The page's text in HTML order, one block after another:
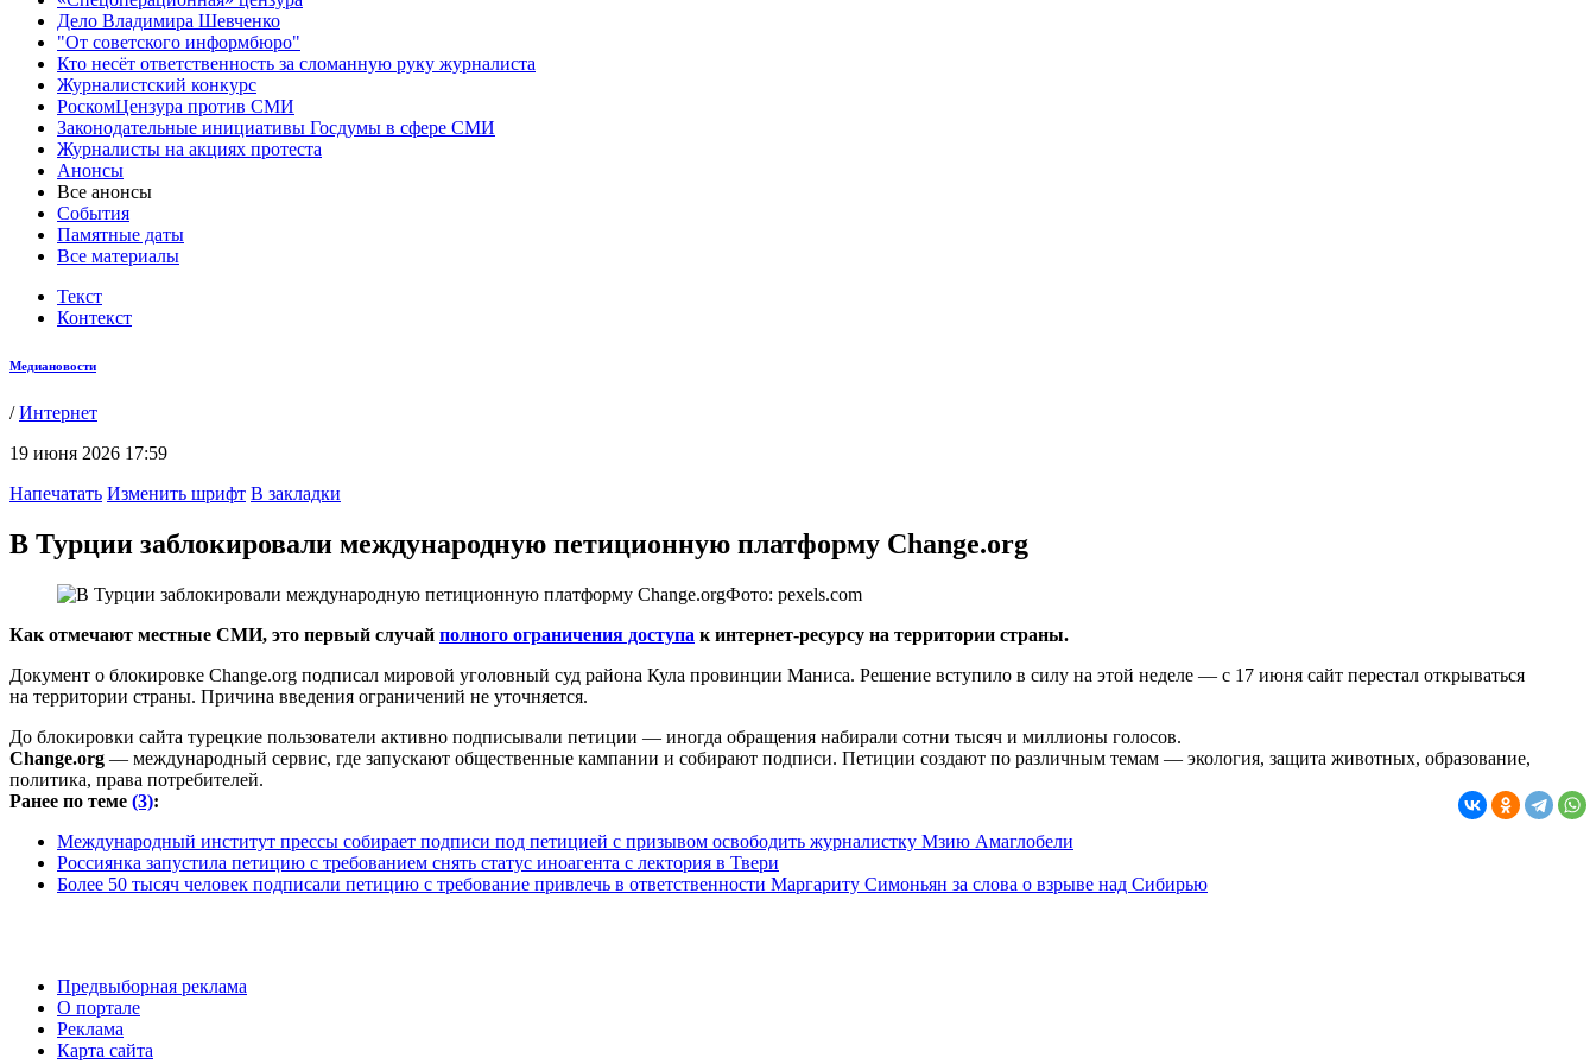
Дело Владимира Шевченко
"От советского информбюро"
Кто несёт ответственность за сломанную руку журналиста
Журналистский конкурс
РоскомЦензура против СМИ
Законодательные инициативы Госдумы в сфере СМИ
Журналисты на акциях протеста
Анонсы
Все анонсы
События
Памятные даты
Все материалы
Текст
Контекст
Медиановости
/Интернет
19 июня 2026 17:59
Напечатать Изменить шрифт В закладки
В Турции заблокировали международную петиционную платформу Change.org
Фото: pexels.com
Как отмечают местные СМИ, это первый случай полного ограничения доступа к интернет-ресурсу на территории страны.
Документ о блокировке Change.org подписал мировой уголовный суд района Кула провинции Маниса. Решение вступило в силу на этой неделе — с 17 июня сайт перестал открываться
на территории страны. Причина введения ограничений не уточняется.
До блокировки сайта турецкие пользователи активно подписывали петиции — иногда обращения набирали сотни тысяч и миллионы голосов.
Change.org — международный сервис, где запускают общественные кампании и собирают подписи. Петиции создают по различным темам — экология, защита животных, образование,
политика, права потребителей.
Ранее по теме (3):
Международный институт прессы собирает подписи под петицией с призывом освободить журналистку Мзию Амаглобели
Россиянка запустила петицию с требованием снять статус иноагента с лектория в Твери
Более 50 тысяч человек подписали петицию с требование привлечь в ответственности Маргариту Симоньян за слова о взрыве над Сибирью
Предвыборная реклама
О портале
Реклама
Карта сайта